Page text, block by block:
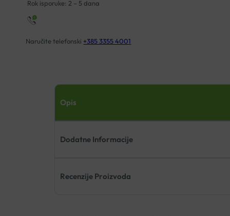
Rok isporuke: 2 – 5 dana
Naručite telefonski +385 3355 4001
Opis
Dodatne Informacije
Recenzije Proizvoda